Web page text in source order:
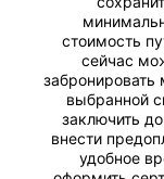
стоимость
сейчас
забронировать
выбранной
заключить
внести
удобное